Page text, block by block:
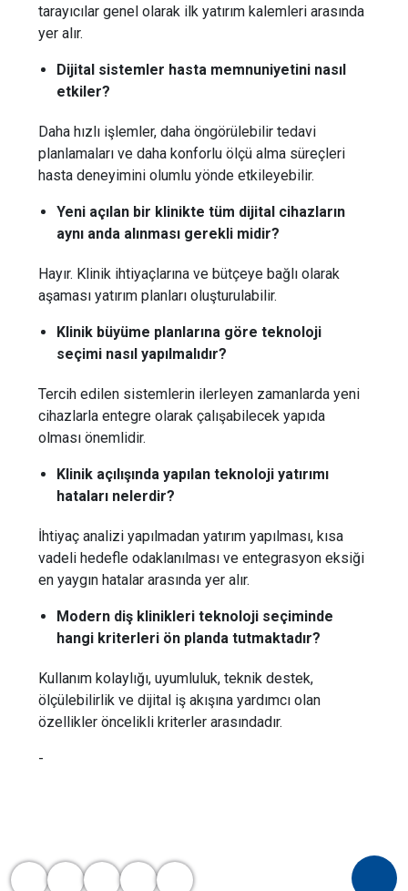
tarayıcılar genel olarak ilk yatırım kalemleri arasında
yer alır.
Dijital sistemler hasta memnuniyetini nasıl
etkiler?
Daha hızlı işlemler, daha öngörülebilir tedavi
planlamaları ve daha konforlu ölçü alma süreçleri
hasta deneyimini olumlu yönde etkileyebilir.
Yeni açılan bir klinikte tüm dijital cihazların
aynı anda alınması gerekli midir?
Hayır. Klinik ihtiyaçlarına ve bütçeye bağlı olarak
aşaması yatırım planları oluşturulabilir.
Klinik büyüme planlarına göre teknoloji
seçimi nasıl yapılmalıdır?
Tercih edilen sistemlerin ilerleyen zamanlarda yeni
cihazlarla entegre olarak çalışabilecek yapıda
olması önemlidir.
Klinik açılışında yapılan teknoloji yatırımı
hataları nelerdir?
İhtiyaç analizi yapılmadan yatırım yapılması, kısa
vadeli hedefle odaklanılması ve entegrasyon eksiği
en yaygın hatalar arasında yer alır.
Modern diş klinikleri teknoloji seçiminde
hangi kriterleri ön planda tutmaktadır?
Kullanım kolaylığı, uyumluluk, teknik destek,
ölçülebilirlik ve dijital iş akışına yardımcı olan
özellikler öncelikli kriterler arasındadır.
-